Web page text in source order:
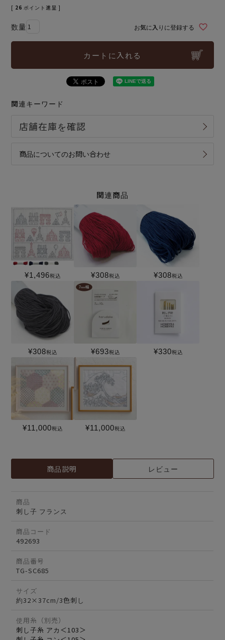
[ 26 ポイント進呈 ]
お気に入りに登録する
カートに入れる
関連キーワード
商品についてのお問い合わせ
関連商品
¥1,496税込 ¥308税込 ¥308税込
¥308税込 ¥693税込 ¥330税込
¥11,000税込 ¥11,000税込
商品説明 レビュー
商品
刺し子 フランス
商品コード
492693
商品番号
TG-SC685
サイズ
約32×37cm/3色刺し
使用糸（別売）
刺し子糸 アカ＜103＞